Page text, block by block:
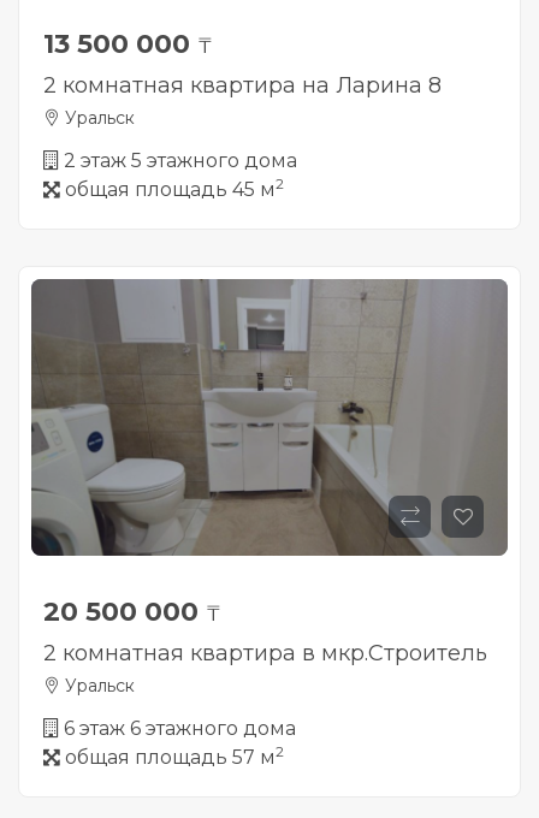
13 500 000 ₸
2 комнатная квартира на Ларина 8
Уральск
2 этаж 5 этажного дома
общая площадь 45 м2
20 500 000 ₸
2 комнатная квартира в мкр.Строитель
Уральск
6 этаж 6 этажного дома
общая площадь 57 м2